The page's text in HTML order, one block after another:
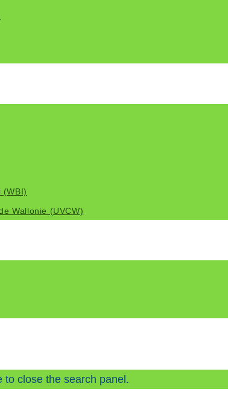
(WBI)
Wallonie (UVCW)
to close the search panel.